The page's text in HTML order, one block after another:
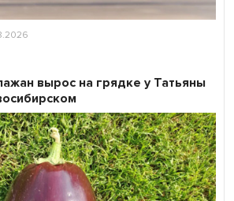
вырос на грядке у Татьяны